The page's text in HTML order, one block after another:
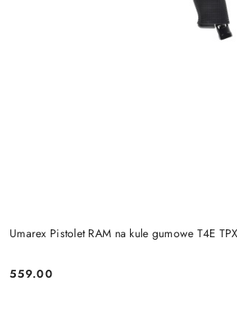
Umarex Pistolet RAM na kule gumowe T4E
Cena:
559.00